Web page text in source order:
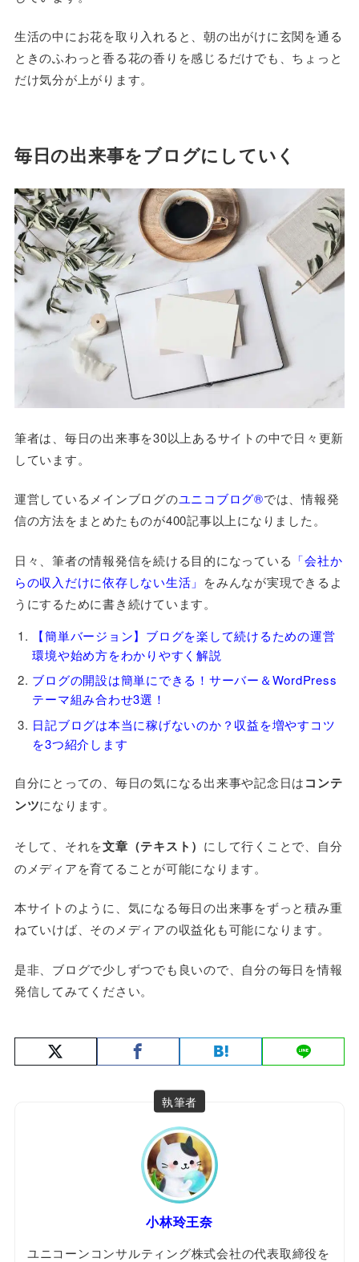
生活の中にお花を取り入れると、朝の出がけに玄関を通る
ときのふわっと香る花の香りを感じるだけでも、ちょっと
だけ気分が上がります。
毎日の出来事をブログにしていく
筆者は、毎日の出来事を30以上あるサイトの中で日々更新
しています。
運営しているメインブログのユニコブログ®では、情報発
信の方法をまとめたものが400記事以上になりました。
日々、筆者の情報発信を続ける目的になっている 「会社か
らの収入だけに依存しない生活」 をみんなが実現できるよ
うにするために書き続けています。
【簡単バージョン】ブログを楽して続けるための運営
環境や始め方をわかりやすく解説
ブログの開設は簡単にできる！サーバー＆WordPress
テーマ組み合わせ3選！
日記ブログは本当に稼げないのか？収益を増やすコツ
を3つ紹介します
自分にとっての、毎日の気になる出来事や記念日はコンテ
ンツになります。
そして、それを文章（テキスト） にして行くことで、自分
のメディアを育てることが可能になります。
本サイトのように、気になる毎日の出来事をずっと積み重
ねていけば、そのメディアの収益化も可能になります。
是非、ブログで少しずつでも良いので、自分の毎日を情報
発信してみてください。
執筆者
小林玲王奈
ユニコーンコンサルティング株式会社の代表取締役を